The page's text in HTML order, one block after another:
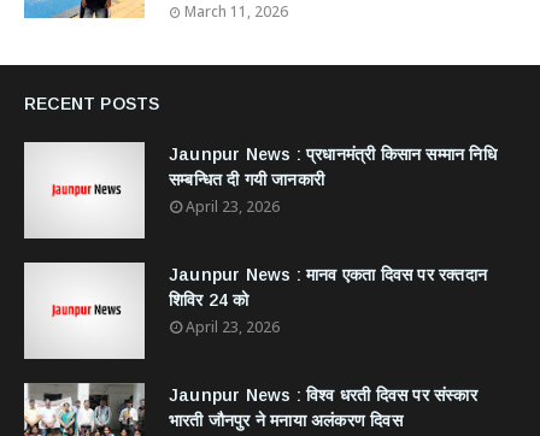
March 11, 2026
RECENT POSTS
Jaunpur News : ​प्रधानमंत्री किसान सम्मान निधि
सम्बन्धित दी गयी जानकारी
April 23, 2026
Jaunpur News : ​मानव एकता दिवस पर रक्तदान
शिविर 24 को
April 23, 2026
Jaunpur News : विश्व धरती दिवस पर संस्कार
भारती जौनपुर ने मनाया अलंकरण दिवस